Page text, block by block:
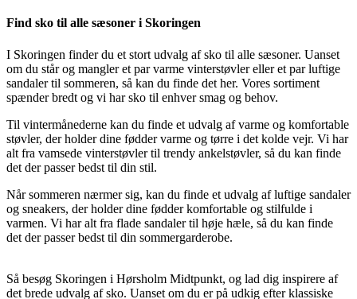
Find sko til alle sæsoner i Skoringen
I Skoringen finder du et stort udvalg af sko til alle sæsoner. Uanset
om du står og mangler et par varme vinterstøvler eller et par luftige
sandaler til sommeren, så kan du finde det her. Vores sortiment
spænder bredt og vi har sko til enhver smag og behov.
Til vintermånederne kan du finde et udvalg af varme og komfortable
støvler, der holder dine fødder varme og tørre i det kolde vejr. Vi har
alt fra vamsede vinterstøvler til trendy ankelstøvler, så du kan finde
det der passer bedst til din stil.
Når sommeren nærmer sig, kan du finde et udvalg af luftige sandaler
og sneakers, der holder dine fødder komfortable og stilfulde i
varmen. Vi har alt fra flade sandaler til høje hæle, så du kan finde
det der passer bedst til din sommergarderobe.
Så besøg Skoringen i Hørsholm Midtpunkt, og lad dig inspirere af
det brede udvalg af sko. Uanset om du er på udkig efter klassiske